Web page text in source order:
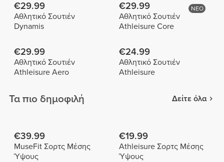
€29.99
Αθλητικό Σουτιέν
Dynamis
ΝΕΟ
€29.99
Αθλητικό Σουτιέν
Athleisure Core
€29.99
Αθλητικό Σουτιέν
Athleisure Aero
€24.99
Αθλητικό Σουτιέν
Athleisure
Τα πιο δημοφιλή Δείτε όλα
€39.99
MuseFit Σορτς Μέσης
Ύψους
€19.99
Athleisure Σορτς Μέσης
Ύψους